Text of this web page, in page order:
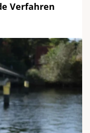
Verfahren